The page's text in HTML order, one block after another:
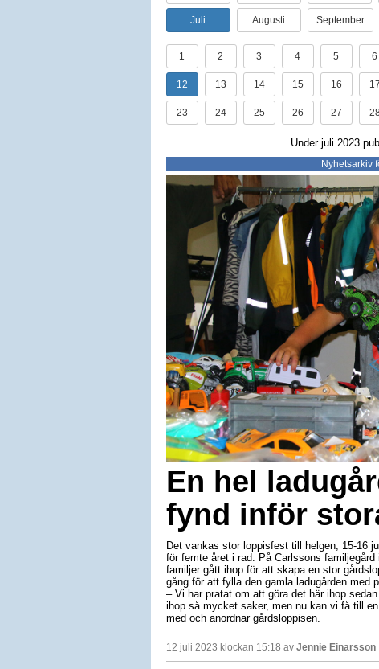
Juli Augusti September
1 2 3 4 5 6
12 13 14 15 16 17
23 24 25 26 27
Under juli 2023
Nyhetsarkiv
En hel
fynd inför
Det vankas stor loppisfest till helgen, 15-16
för femte året i rad. På Carlssons
familjer gått ihop för att skapa en stor
gång för att fylla den gamla ladugården med
– Vi har pratat om att göra det här ihop
ihop så mycket saker, men nu kan vi få till
med och anordnar gårdsloppisen.
12 juli 2023 klockan 15:18 av Jennie Einarsson